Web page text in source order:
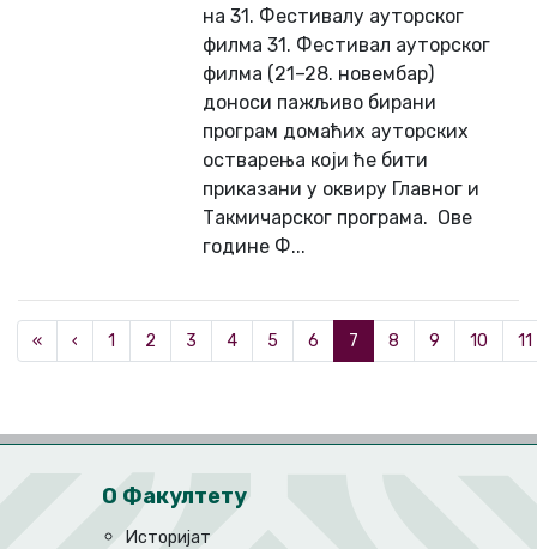
на 31. Фестивалу ауторског
филма 31. Фестивал ауторског
филма (21–28. новембар)
доноси пажљиво бирани
програм домаћих ауторских
остварења који ће бити
приказани у оквиру Главног и
Такмичарског програма. Ове
године Ф...
« ‹ 1 2 3 4 5 6 7 8 9 10 11
О Факултету
Историјат